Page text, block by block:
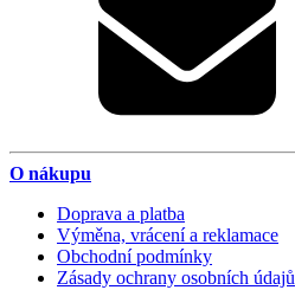
O nákupu
Doprava a platba
Výměna, vrácení a reklamace
Obchodní podmínky
Zásady ochrany osobních údajů